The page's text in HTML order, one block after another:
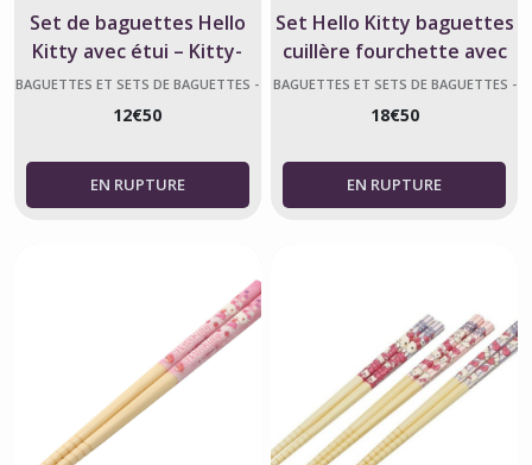
Set de baguettes Hello
Kitty avec étui – Kitty-
Chan sous licence
BAGUETTES ET SETS DE BAGUETTES -
12€50
Set Hello Kitty baguettes
cuillère fourchette avec
étui – Japon
BAGUETTES ET SETS DE BAGUETTES -
18€50